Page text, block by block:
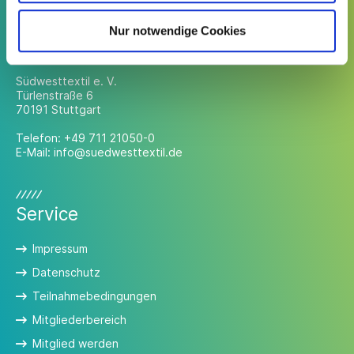
Nur notwendige Cookies
Kontakt
Südwesttextil e. V.
Türlenstraße 6
70191 Stuttgart
Telefon: +49 711 21050-0
E-Mail: info@suedwesttextil.de
Service
Impressum
Datenschutz
Teilnahmebedingungen
Mitgliederbereich
Mitglied werden